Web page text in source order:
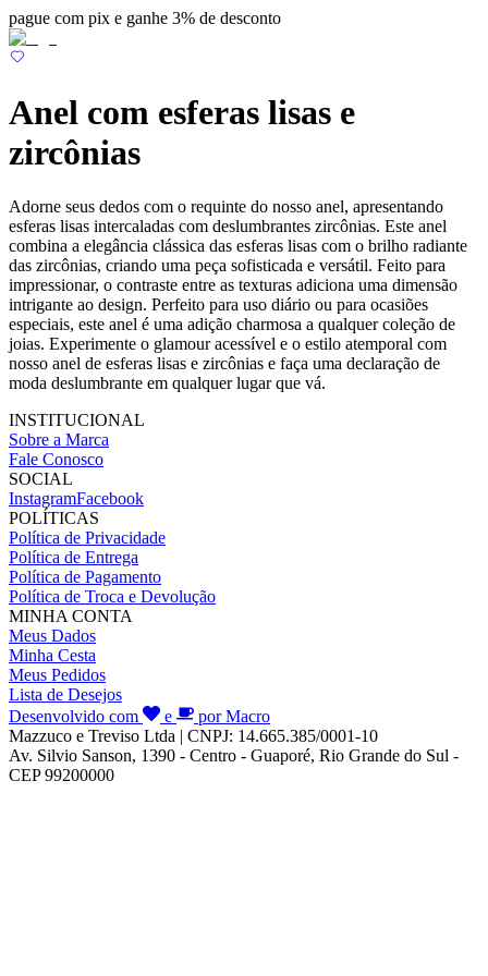
pague com pix e ganhe 3% de desconto
Anel com esferas lisas e
zircônias
Adorne seus dedos com o requinte do nosso anel, apresentando
esferas lisas intercaladas com deslumbrantes zircônias. Este anel
combina a elegância clássica das esferas lisas com o brilho radiante
das zircônias, criando uma peça sofisticada e versátil. Feito para
impressionar, o contraste entre as texturas adiciona uma dimensão
intrigante ao design. Perfeito para uso diário ou para ocasiões
especiais, este anel é uma adição charmosa a qualquer coleção de
joias. Experimente o glamour acessível e o estilo atemporal com
nosso anel de esferas lisas e zircônias e faça uma declaração de
moda deslumbrante em qualquer lugar que vá.
INSTITUCIONAL
Sobre a Marca
Fale Conosco
SOCIAL
InstagramFacebook
POLÍTICAS
Política de Privacidade
Política de Entrega
Política de Pagamento
Política de Troca e Devolução
MINHA CONTA
Meus Dados
Minha Cesta
Meus Pedidos
Lista de Desejos
Desenvolvido com
e
por Macro
Mazzuco e Treviso Ltda | CNPJ: 14.665.385/0001-10
Av. Silvio Sanson, 1390 - Centro - Guaporé, Rio Grande do Sul -
CEP 99200000